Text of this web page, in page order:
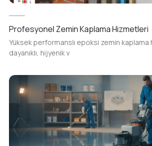
Profesyonel Zemin Kaplama Hizmetleri
Yüksek performanslı epoksi zemin
dayanıklı, hijyenik v